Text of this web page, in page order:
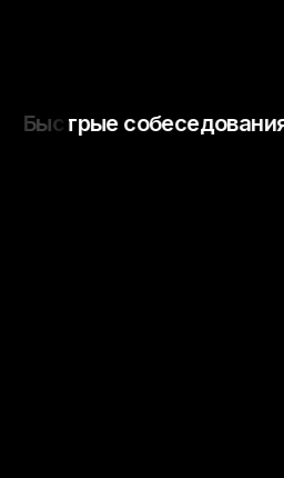
Быстрые собеседования